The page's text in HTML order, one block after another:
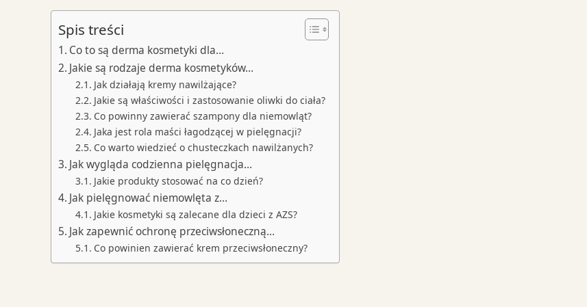
Spis treści
Co to są derma kosmetyki dla…
Jakie są rodzaje derma kosmetyków…
Jak działają kremy nawilżające?
Jakie są właściwości i zastosowanie oliwki do ciała?
Co powinny zawierać szampony dla niemowląt?
Jaka jest rola maści łagodzącej w pielęgnacji?
Co warto wiedzieć o chusteczkach nawilżanych?
Jak wygląda codzienna pielęgnacja…
Jakie produkty stosować na co dzień?
Jak pielęgnować niemowlęta z…
Jakie kosmetyki są zalecane dla dzieci z AZS?
Jak zapewnić ochronę przeciwsłoneczną…
Co powinien zawierać krem przeciwsłoneczny?